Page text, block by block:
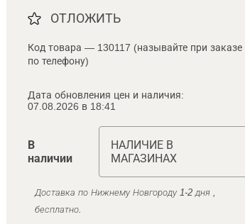
ОТЛОЖИТЬ
Код товара — 130117 (называйте при заказе
по телефону)
Дата обновления цен и наличия:
07.08.2026 в 18:41
В
наличии
НАЛИЧИЕ В
МАГАЗИНАХ
Доставка по Нижнему Новгороду 1-2 дня ,
бесплатно.